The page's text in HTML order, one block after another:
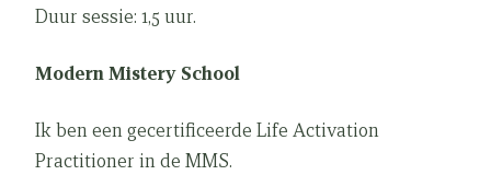
Duur sessie: 1,5 uur.
Modern Mistery School
Ik ben een gecertificeerde Life Activation
Practitioner in de MMS.